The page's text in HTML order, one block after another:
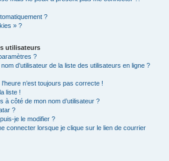
?
» ?
utilisateurs
?
d’utilisateur de la liste des utilisateurs en ligne ?
n’est toujours pas correcte !
liste !
à côté de mon nom d’utilisateur ?
?
je le modifier ?
connecter lorsque je clique sur le lien de courrier